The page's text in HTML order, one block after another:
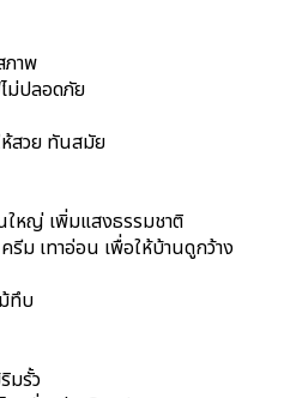
ภาพ
ม่ปลอดภัย
ห้สวย ทันสมัย
ใหญ่ เพิ่มแสงธรรมชาติ
รีม เทาอ่อน เพื่อให้บ้านดูกว้าง
ทึบ
มรั้ว